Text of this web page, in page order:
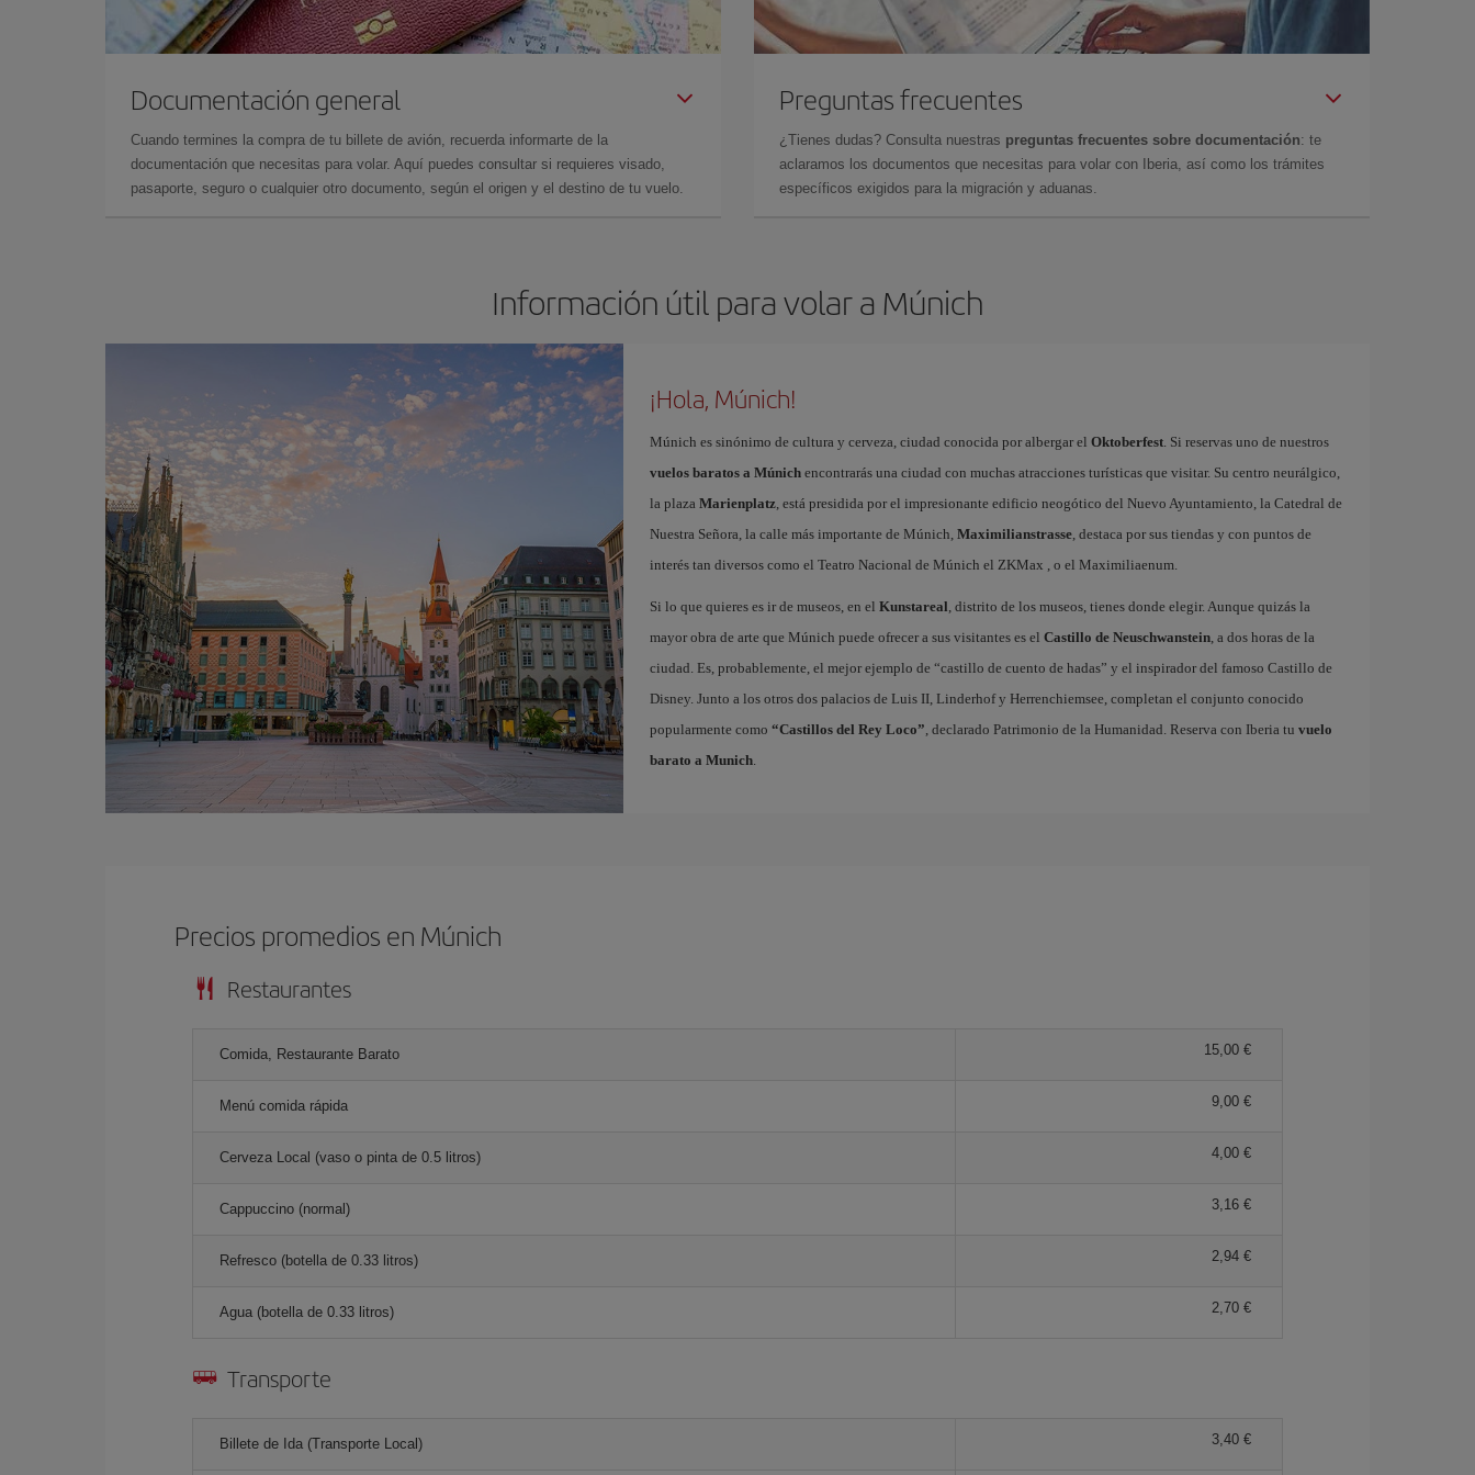
Documentación general
Cuando termines la compra de tu billete de avión, recuerda informarte de la
documentación que necesitas para volar. Aquí puedes consultar si requieres visado,
pasaporte, seguro o cualquier otro documento, según el origen y el destino de tu vuelo.
Preguntas frecuentes
¿Tienes dudas? Consulta nuestras preguntas frecuentes sobre documentación: te
aclaramos los documentos que necesitas para volar con Iberia, así como los trámites
específicos exigidos para la migración y aduanas.
Información útil para volar a Múnich
¡Hola, Múnich!
Múnich es sinónimo de cultura y cerveza, ciudad conocida por albergar el Oktoberfest. Si reservas uno de nuestros
vuelos baratos a Múnichencontrarás una ciudad con muchas atracciones turísticas que visitar. Su centro neurálgico,
la plaza Marienplatz, está presidida por el impresionante edificio neogótico del Nuevo Ayuntamiento, la Catedral de
Nuestra Señora, la calle más importante de Múnich, Maximilianstrasse, destaca por sus tiendas y con puntos de
interés tan diversos como el Teatro Nacional de Múnich el ZKMax , o el Maximiliaenum.
Si lo que quieres es ir de museos, en el Kunstareal, distrito de los museos, tienes donde elegir. Aunque quizás la
mayor obra de arte que Múnich puede ofrecer a sus visitantes es el Castillo de Neuschwanstein, a dos horas de la
ciudad. Es, probablemente, el mejor ejemplo de “castillo de cuento de hadas” y el inspirador del famoso Castillo de
Disney. Junto a los otros dos palacios de Luis II, Linderhof y Herrenchiemsee, completan el conjunto conocido
popularmente como “Castillos del Rey Loco”, declarado Patrimonio de la Humanidad. Reserva con Iberia tu vuelo
barato a Munich.
Precios promedios en Múnich
Restaurantes
Comida, Restaurante Barato 15,00 €
Menú comida rápida 9,00 €
Cerveza Local (vaso o pinta de 0.5 litros) 4,00 €
Cappuccino (normal) 3,16 €
Refresco (botella de 0.33 litros) 2,94 €
Agua (botella de 0.33 litros) 2,70 €
Transporte
Billete de Ida (Transporte Local) 3,40 €